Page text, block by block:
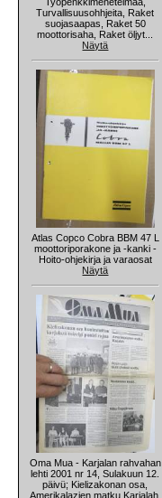
Turvallisuusohhjeita, Raket
suojasaapas, Raket 50
moottorisaha, Raket öljyt...
Näytä
Atlas Copco Cobra BBM 47 L
moottoriporakone ja -kanki -
Hoito-ohjekirja ja varaosat
Näytä
Oma Mua - Karjalan rahvahan
lehti 2001 nr 14, Sulakuun 12.
päivü; Kielizakonan osa,
Amerikalazien matku Karjalah,